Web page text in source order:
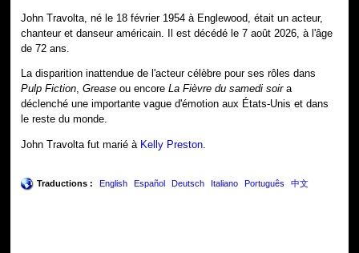
John Travolta, né le 18 février 1954 à Englewood, était un acteur,
chanteur et danseur américain. Il est décédé le 7 août 2026, à l'âge
de 72 ans.
La disparition inattendue de l'acteur célèbre pour ses rôles dans
Pulp Fiction,Grease ou encoreLa Fièvre du samedi soira
déclenché une importante vague d'émotion aux États-Unis et dans
le reste du monde.
John Travolta fut marié à Kelly Preston.
Traductions : English Español Deutsch Italiano Português 中文